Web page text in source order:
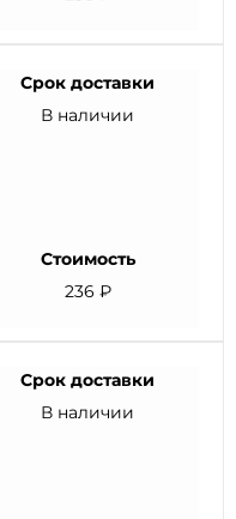
Срок доставки
В наличии
Стоимость
236 ₽
Срок доставки
В наличии